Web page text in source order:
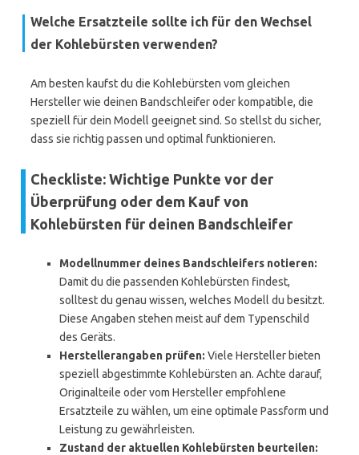
Welche Ersatzteile sollte ich für den Wechsel
der Kohlebürsten verwenden?
Am besten kaufst du die Kohlebürsten vom gleichen
Hersteller wie deinen Bandschleifer oder kompatible, die
speziell für dein Modell geeignet sind. So stellst du sicher,
dass sie richtig passen und optimal funktionieren.
Checkliste: Wichtige Punkte vor der
Überprüfung oder dem Kauf von
Kohlebürsten für deinen Bandschleifer
Modellnummer deines Bandschleifers notieren:
Damit du die passenden Kohlebürsten findest,
solltest du genau wissen, welches Modell du besitzt.
Diese Angaben stehen meist auf dem Typenschild
des Geräts.
Herstellerangaben prüfen: Viele Hersteller bieten
speziell abgestimmte Kohlebürsten an. Achte darauf,
Originalteile oder vom Hersteller empfohlene
Ersatzteile zu wählen, um eine optimale Passform und
Leistung zu gewährleisten.
Zustand der aktuellen Kohlebürsten beurteilen: